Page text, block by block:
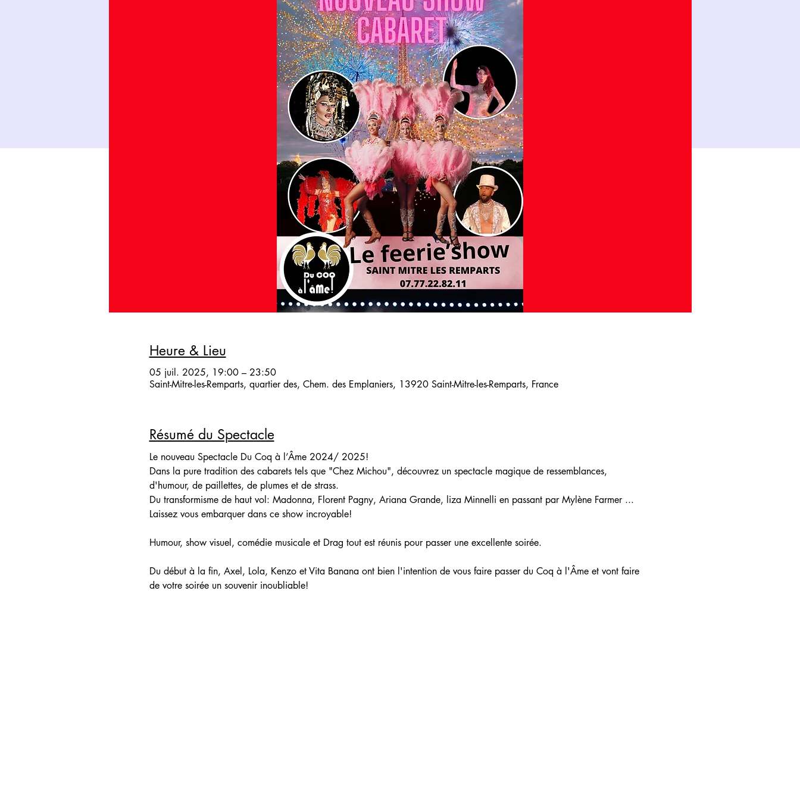
Heure & Lieu
05 juil. 2025, 19:00 – 23:50
Saint-Mitre-les-Remparts, quartier des, Chem. des Emplaniers, 13920 Saint-Mitre-les-Remparts, France
Résumé du Spectacle
Le nouveau Spectacle Du Coq à l’Âme 2024/ 2025!
Dans la pure tradition des cabarets tels que "Chez Michou", découvrez un spectacle magique de ressemblances,
d'humour, de paillettes, de plumes et de strass.
Du transformisme de haut vol: Madonna, Florent Pagny, Ariana Grande, liza Minnelli en passant par Mylène Farmer ...
Laissez vous embarquer dans ce show incroyable!
Humour, show visuel, comédie musicale et Drag tout est réunis pour passer une excellente soirée.
Du début à la fin, Axel, Lola, Kenzo et Vita Banana ont bien l'intention de vous faire passer du Coq à l'Âme et vont faire
de votre soirée un souvenir inoubliable!